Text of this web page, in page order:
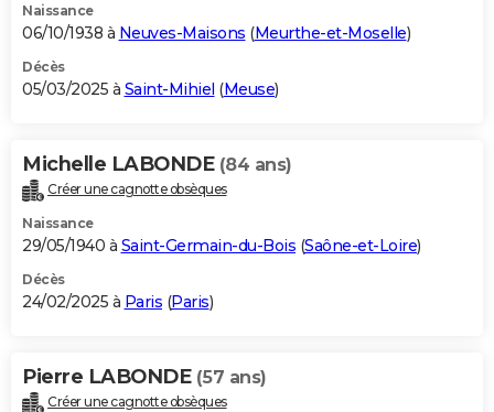
Naissance
06/10/1938 à Neuves-Maisons (Meurthe-et-Moselle)
Décès
05/03/2025 à Saint-Mihiel (Meuse)
Michelle LABONDE (84 ans)
Créer une cagnotte obsèques
Naissance
29/05/1940 à Saint-Germain-du-Bois (Saône-et-Loire)
Décès
24/02/2025 à Paris (Paris)
Pierre LABONDE (57 ans)
Créer une cagnotte obsèques